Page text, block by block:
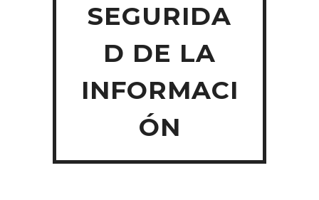
SEGURIDA
D DE LA
INFORMACI
ÓN